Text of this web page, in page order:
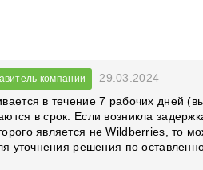
компании
29.03.2024
в течение 7 рабочих дней
в срок. Если возникла
является не Wildberries, то
уточнения решения по